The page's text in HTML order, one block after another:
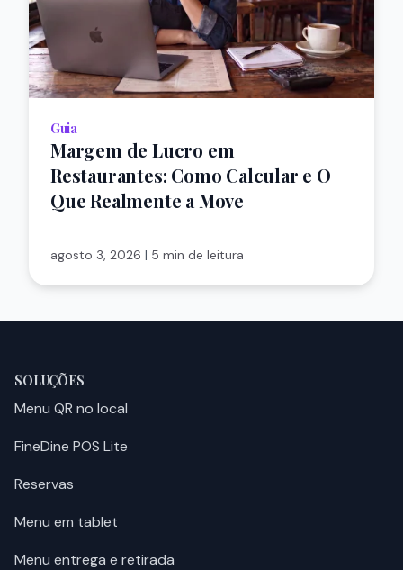
Guia
Margem de Lucro em
Restaurantes: Como Calcular e O
Que Realmente a Move
agosto 3, 2026 | 5 min de leitura
SOLUÇÕES
Menu QR no local
FineDine POS Lite
Reservas
Menu em tablet
Menu entrega e retirada